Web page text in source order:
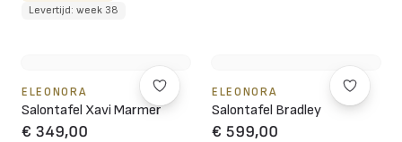
Levertijd: week 38
ELEONORA
Salontafel Xavi Marmer
€ 349,00
ELEONORA
Salontafel Bradley
€ 599,00